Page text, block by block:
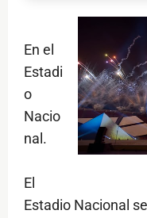
En el
Estadi
o
Nacio
nal.
El
Estadio Nacional